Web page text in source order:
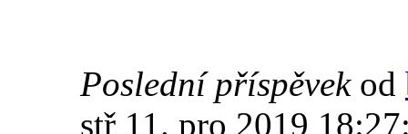
Poslední příspěvek od
stř 11. pro 2019